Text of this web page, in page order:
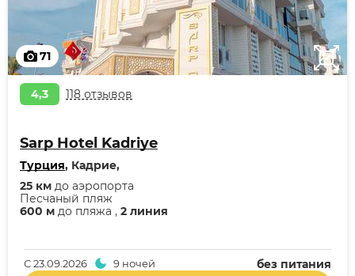
71
4,3 118 отзывов
Sarp Hotel Kadriye
Турция, Кадрие,
600 м до пляжа , 2 линия
Песчаный пляж
25 км до аэропорта
без питания
С23.09.2026 9 ночей